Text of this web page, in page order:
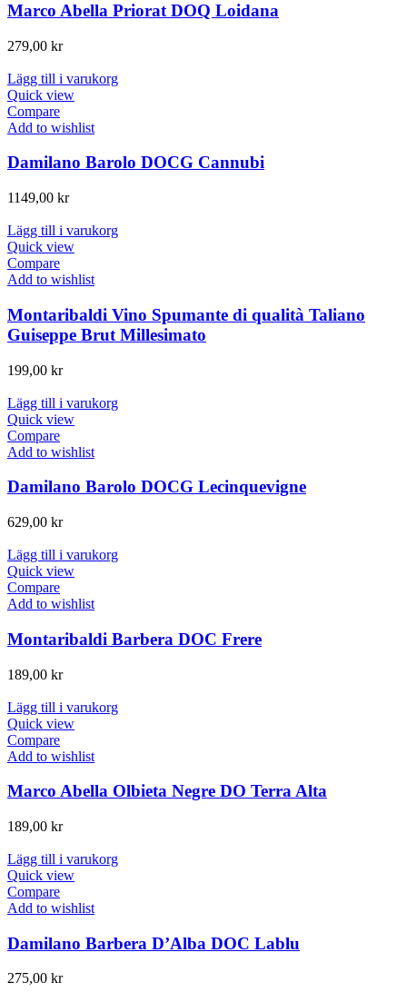
Marco Abella Priorat DOQ Loidana
279,00 kr
Lägg till i varukorg
Quick view
Compare
Add to wishlist
Damilano Barolo DOCG Cannubi
1149,00 kr
Lägg till i varukorg
Quick view
Compare
Add to wishlist
Montaribaldi Vino Spumante di qualità Taliano
Guiseppe Brut Millesimato
199,00 kr
Lägg till i varukorg
Quick view
Compare
Add to wishlist
Damilano Barolo DOCG Lecinquevigne
629,00 kr
Lägg till i varukorg
Quick view
Compare
Add to wishlist
Montaribaldi Barbera DOC Frere
189,00 kr
Lägg till i varukorg
Quick view
Compare
Add to wishlist
Marco Abella Olbieta Negre DO Terra Alta
189,00 kr
Lägg till i varukorg
Quick view
Compare
Add to wishlist
Damilano Barbera D’Alba DOC Lablu
275,00 kr